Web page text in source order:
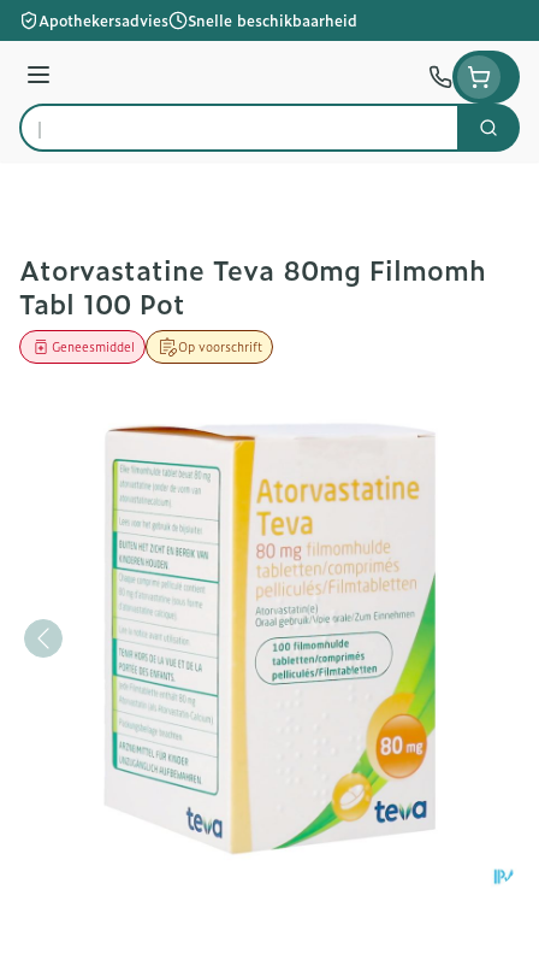
Ga naar de inhoud
Apothekersadvies Snelle beschikbaarheid
Menu
Product, merk, categorie...
Zoek
Atorvastatine Teva 80mg Filmomh
Tabl 100 Pot
Op voorschrift
Geneesmiddel